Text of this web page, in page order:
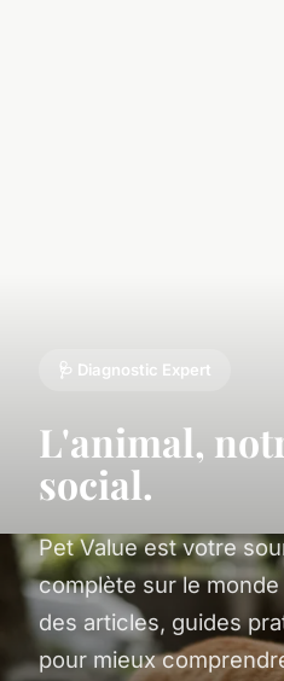
🩺 Diagnostic Expert
L'animal,
social.
Pet Value est votre
complète sur le
des articles, guides
pour mieux